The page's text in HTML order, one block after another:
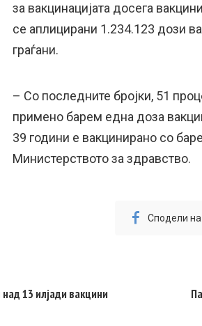
за вакцинацијата досега
се аплицирани 1.234.123 дози
граѓани.
– Со последните бројки, 51
примено барем една доза
39 години е вакцинирано со
Министерството за здравство.
Сподели на
13 илјади вакцини